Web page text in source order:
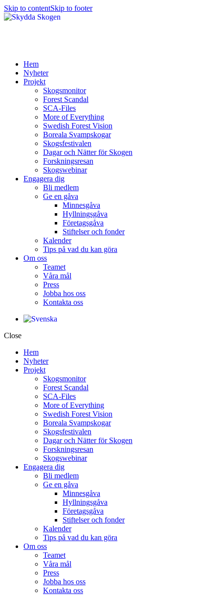
Skip to contentSkip to footer
Hem
Nyheter
Projekt
Skogsmonitor
Forest Scandal
SCA-Files
More of Everything
Swedish Forest Vision
Boreala Svampskogar
Skogsfestivalen
Dagar och Nätter för Skogen
Forskningsresan
Skogswebinar
Engagera dig
Bli medlem
Ge en gåva
Minnesgåva
Hyllningsgåva
Företagsgåva
Stiftelser och fonder
Kalender
Tips på vad du kan göra
Om oss
Teamet
Våra mål​
Press
Jobba hos oss
Kontakta oss
Close
Hem
Nyheter
Projekt
Skogsmonitor
Forest Scandal
SCA-Files
More of Everything
Swedish Forest Vision
Boreala Svampskogar
Skogsfestivalen
Dagar och Nätter för Skogen
Forskningsresan
Skogswebinar
Engagera dig
Bli medlem
Ge en gåva
Minnesgåva
Hyllningsgåva
Företagsgåva
Stiftelser och fonder
Kalender
Tips på vad du kan göra
Om oss
Teamet
Våra mål​
Press
Jobba hos oss
Kontakta oss